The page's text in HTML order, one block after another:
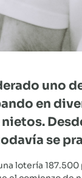
uno
en
se
lotería